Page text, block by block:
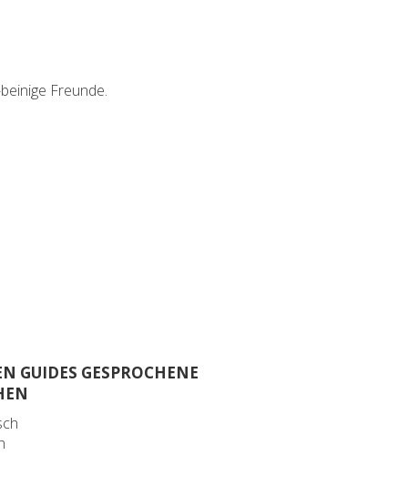
Freunde.
GUIDES GESPROCHENE